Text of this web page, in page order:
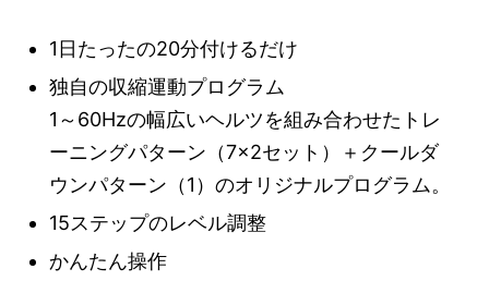
1日たったの20分付けるだけ
独自の収縮運動プログラム
1～60Hzの幅広いヘルツを組み合わせたトレ
ーニングパターン（7×2セット）＋クールダ
ウンパターン（1）のオリジナルプログラム。
15ステップのレベル調整
かんたん操作